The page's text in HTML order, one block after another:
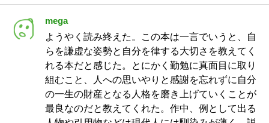
mega
ようやく読み終えた。この本は一言でいうと、自
らを謙虚な姿勢と自分を律する大切さを教えてく
れる本だと感じた。とにかく勤勉に真面目に取り
組むこと、人への思いやりと感謝を忘れずに自分
の一生の財産となる人格を磨き上げていくことが
最良なのだと教えてくれた。作中、例として出る